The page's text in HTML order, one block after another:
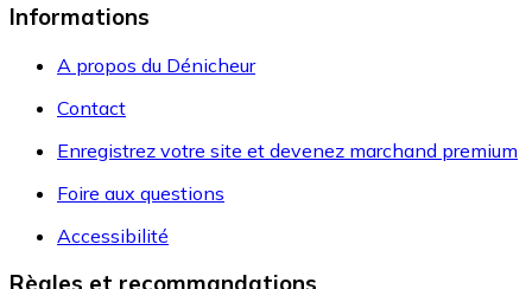
Informations
A propos du Dénicheur
Contact
Enregistrez votre site et devenez marchand premium
Foire aux questions
Accessibilité